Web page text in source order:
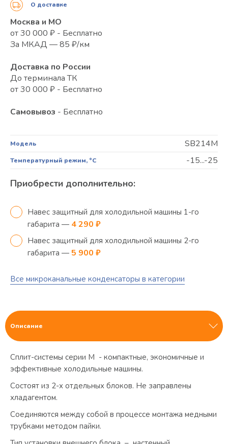
Модель SB214M
Температурный режим, °C -15...-25
Приобрести дополнительно:
Навес защитный для холодильной машины 1-го
габарита — 4 290 ₽
Навес защитный для холодильной машины 2-го
габарита — 5 900 ₽
Все микроканальные конденсаторы в категории
О доставке
Москва и МО
от 30 000 ₽ - Бесплатно
За МКАД — 85 ₽/км
Доставка по России
До терминала ТК
от 30 000 ₽ - Бесплатно
Самовывоз - Бесплатно
Описание
Сплит-системы серии М - компактные, экономичные и
эффективные холодильные машины.
Состоят из 2-х отдельных блоков. Не заправлены
хладагентом.
Соединяются между собой в процессе монтажа медными
трубками методом пайки.